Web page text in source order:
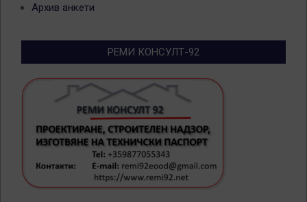
Архив анкети
РЕМИ КОНСУЛТ-92